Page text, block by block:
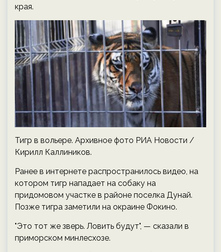
края.
Тигр в вольере. Архивное фото РИА Новости /
Кирилл Каллиников.
Ранее в интернете распространилось видео, на
котором тигр нападает на собаку на
придомовом участке в районе поселка Дунай.
Позже тигра заметили на окраине Фокино.
"Это тот же зверь. Ловить будут", — сказали в
приморском минлесхозе.